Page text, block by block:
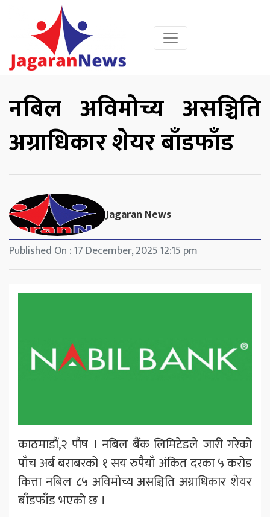
नबिल अविमोच्य असञ्चिति
अग्राधिकार शेयर बाँडफाँड
Jagaran News
Published On : 17 December, 2025 12:15 pm
काठमाडौं,२ पौष । नबिल बैंक लिमिटेडले जारी गरेको
पाँच अर्ब बराबरको १ सय रुपैयाँ अंकित दरका ५ करोड
कित्ता नबिल ८५ अविमोच्य असञ्चिति अग्राधिकार शेयर
बाँडफाँड भएको छ ।